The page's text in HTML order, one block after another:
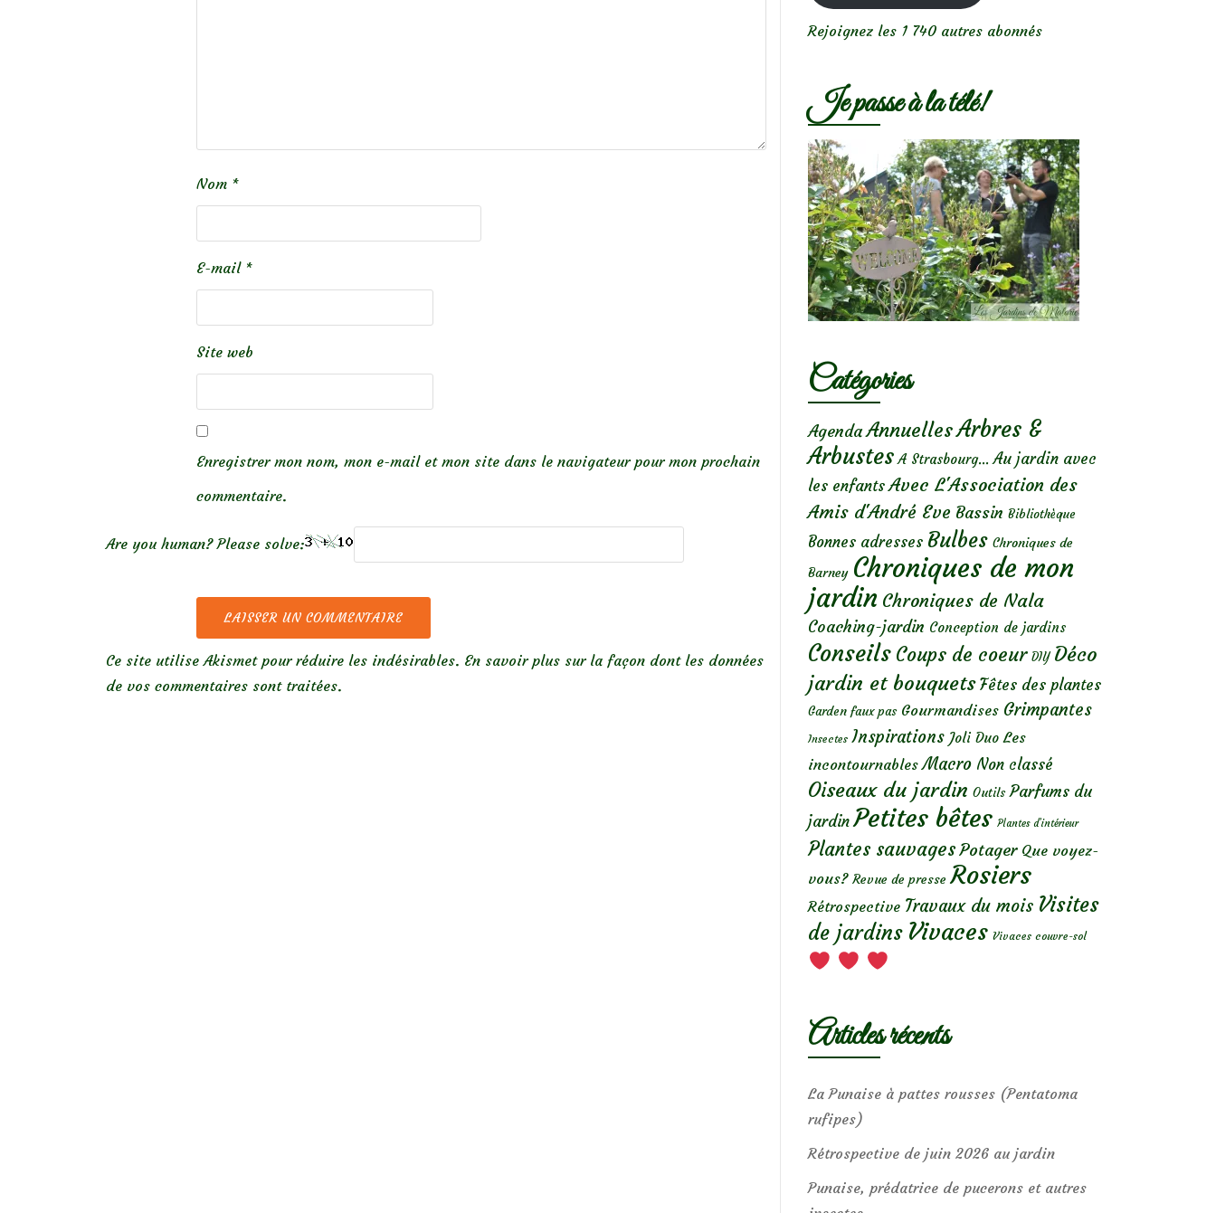
Nom *
E-mail *
Site web
Enregistrer mon nom, mon e-mail et mon site dans le navigateur pour mon prochain
commentaire.
Are you human? Please solve:
Ce site utilise Akismet pour réduire les indésirables. En savoir plus sur la façon dont les données
de vos commentaires sont traitées.
Rejoignez les 1 740 autres abonnés
Je passe à la télé!
Catégories
Agenda AnnuellesArbres &
Arbustes A Strasbourg... Au jardin avec
les enfants Avec L'Association des
Amis d'André Eve Bassin Bibliothèque
Bonnes adresses Bulbes Chroniques de
Barney Chroniques de mon
jardin Chroniques de Nala
Coaching-jardin Conception de jardins
Conseils Coups de coeur DIY Déco
jardin et bouquets Fêtes des plantes
Garden faux pas Gourmandises Grimpantes
Insectes Inspirations Joli Duo Les
incontournables Macro Non classé
Oiseaux du jardin Outils Parfums du
jardin Petites bêtes Plantes d’intérieur
Plantes sauvages Potager Que voyez-
vous? Revue de presse Rosiers
Rétrospective Travaux du mois Visites
de jardins Vivaces Vivaces couvre-sol
Articles récents
La Punaise à pattes rousses (Pentatoma
rufipes)
Rétrospective de juin 2026 au jardin
Punaise, prédatrice de pucerons et autres